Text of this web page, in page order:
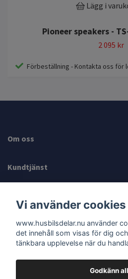
Lägg i
Pioneer speakers -
2 095 kr
Förbeställning - Kontakta oss för
Om oss
Kundtjänst
Sociala medier
Vi använder cookies
www.husbilsdelar.nu använder
det innehåll som visas för dig
tänkbara upplevelse när du
Godkänn